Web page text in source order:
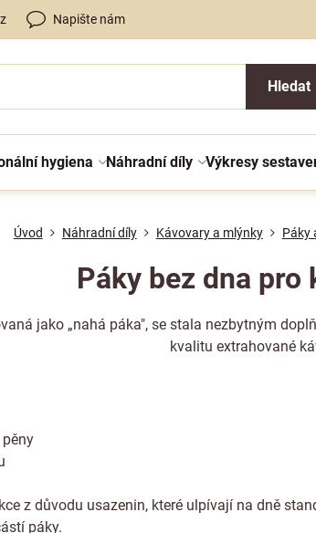
Napište nám
Hledat
hygiena Náhradní díly Výkresy
Úvod Náhradní díly Kávovary a mlýnky Páky
Páky bez dna pro
jako „nahá páka", se stala nezbytným
kvalitu extrahované
z důvodu usazenin, které ulpívají na dně
páky.